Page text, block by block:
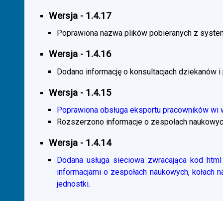
Wersja - 1.4.17
Poprawiona nazwa plików pobieranych z
Wersja - 1.4.16
Dodano informację o konsultacjach dziekanów
Wersja - 1.4.15
Poprawiona obsługa eksportu pracowników wi
Rozszerzono informacje o zespołach
Wersja - 1.4.14
Dodana usługa sieciowa zwracająca kod
informacjami o zespołach naukowych,
jednostki.